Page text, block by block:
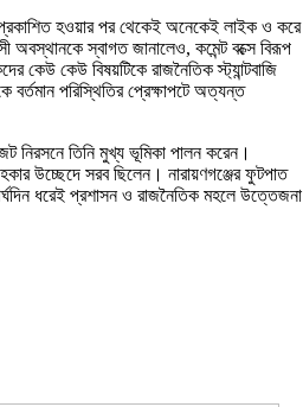
হওয়ার পর থেকেই অনেকেই লাইক ও করে
অবস্থানকে স্বাগত জানালেও, কমেন্ট বক্সে বিরূপ
কেউ কেউ বিষয়টিকে রাজনৈতিক স্ট্যান্টবাজি
পরিস্থিতির প্রেক্ষাপটে অত্যন্ত
নিরসনে তিনি মুখ্য ভূমিকা পালন করেন।
উচ্ছেদে সরব ছিলেন। নারায়ণগঞ্জের ফুটপাত
ধরেই প্রশাসন ও রাজনৈতিক মহলে উত্তেজনা